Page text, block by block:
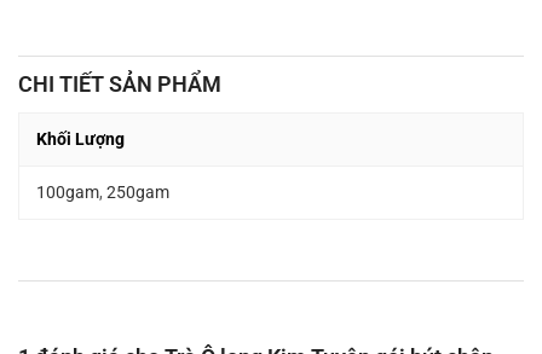
CHI TIẾT SẢN PHẨM
Khối Lượng
100gam, 250gam